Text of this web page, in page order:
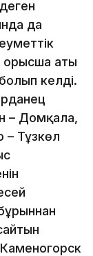
да
орысша аты
келді.
– Домқала,
– Тұзкөл